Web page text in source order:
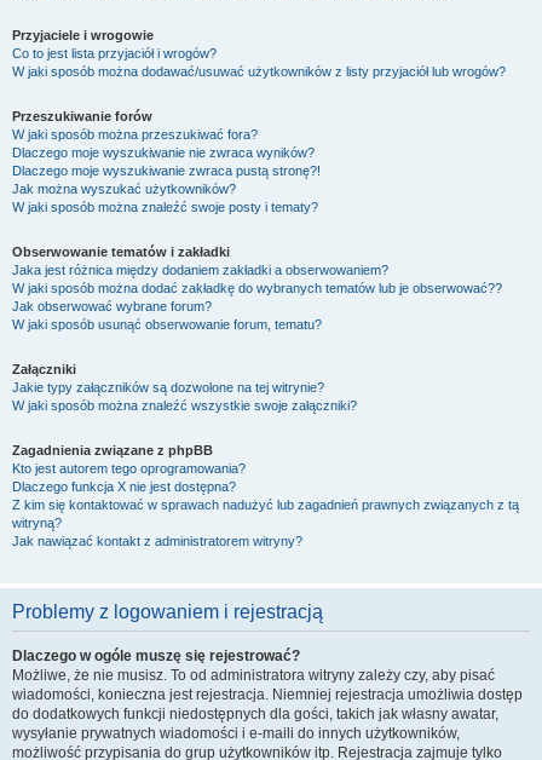
Przyjaciele i wrogowie
Co to jest lista przyjaciół i wrogów?
W jaki sposób można dodawać/usuwać użytkowników z listy przyjaciół lub wrogów?
Przeszukiwanie forów
W jaki sposób można przeszukiwać fora?
Dlaczego moje wyszukiwanie nie zwraca wyników?
Dlaczego moje wyszukiwanie zwraca pustą stronę?!
Jak można wyszukać użytkowników?
W jaki sposób można znaleźć swoje posty i tematy?
Obserwowanie tematów i zakładki
Jaka jest różnica między dodaniem zakładki a obserwowaniem?
W jaki sposób można dodać zakładkę do wybranych tematów lub je obserwować??
Jak obserwować wybrane forum?
W jaki sposób usunąć obserwowanie forum, tematu?
Załączniki
Jakie typy załączników są dozwolone na tej witrynie?
W jaki sposób można znaleźć wszystkie swoje załączniki?
Zagadnienia związane z phpBB
Kto jest autorem tego oprogramowania?
Dlaczego funkcja X nie jest dostępna?
Z kim się kontaktować w sprawach nadużyć lub zagadnień prawnych związanych z tą
witryną?
Jak nawiązać kontakt z administratorem witryny?
Problemy z logowaniem i rejestracją
Dlaczego w ogóle muszę się rejestrować?
Możliwe, że nie musisz. To od administratora witryny zależy czy, aby pisać
wiadomości, konieczna jest rejestracja. Niemniej rejestracja umożliwia dostęp
do dodatkowych funkcji niedostępnych dla gości, takich jak własny awatar,
wysyłanie prywatnych wiadomości i e-maili do innych użytkowników,
możliwość przypisania do grup użytkowników itp. Rejestracja zajmuje tylko